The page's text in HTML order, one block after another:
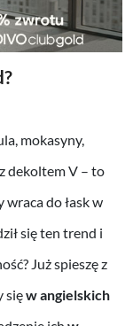
mokasyny,
dekoltem V – to
wraca do łask w
się ten trend i
Już spieszę z
sięw angielskich